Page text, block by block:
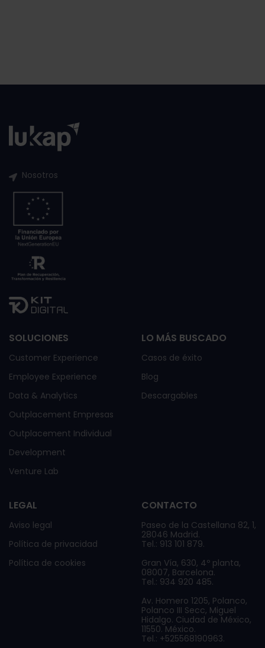
Nosotros
SOLUCIONES
Customer Experience
Employee Experience
Data & Analytics
Outplacement Empresas
Outplacement Individual
Development
Venture Lab
LO MÁS BUSCADO
Casos de éxito
Blog
Descargables
LEGAL
Aviso legal
Política de privacidad
Política de cookies
CONTACTO
Paseo de la Castellana 82, 1,
28046 Madrid.
Tel.: 913 101 879.
Gran Vía, 630, 4º planta,
08007, Barcelona.
Tel.: 934 920 485.
Av. Homero 1205, Polanco,
Polanco III Secc, Miguel
Hidalgo. Ciudad de México,
11550. México.
Tel.: +525568190963.